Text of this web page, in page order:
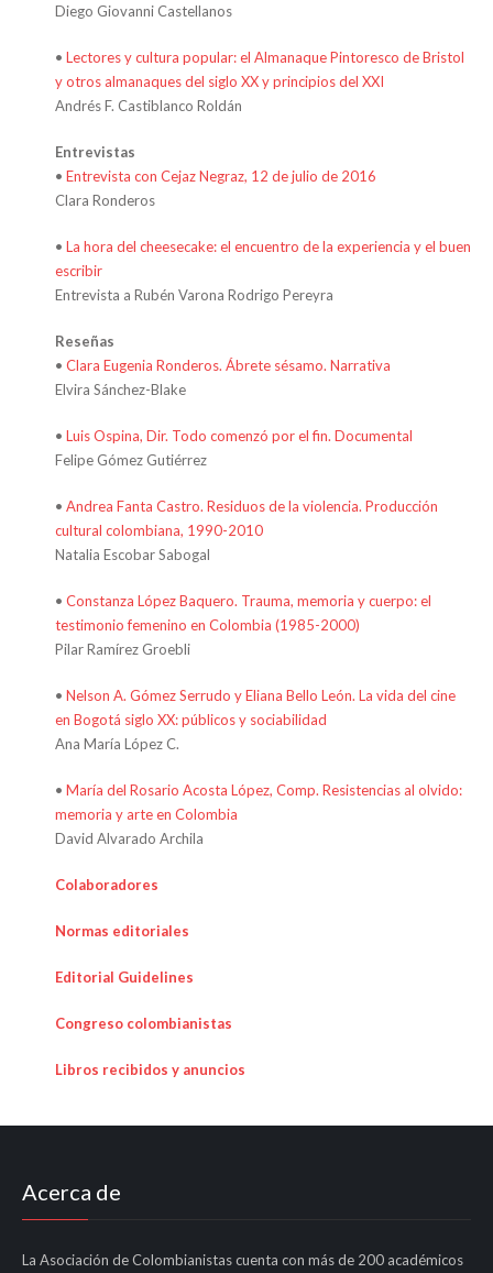
Diego Giovanni Castellanos
• Lectores y cultura popular: el Almanaque Pintoresco de Bristol
y otros almanaques del siglo XX y principios del XXI
Andrés F. Castiblanco Roldán
Entrevistas
• Entrevista con Cejaz Negraz, 12 de julio de 2016
Clara Ronderos
• La hora del cheesecake: el encuentro de la experiencia y el buen
escribir
Entrevista a Rubén Varona Rodrigo Pereyra
Reseñas
• Clara Eugenia Ronderos. Ábrete sésamo. Narrativa
Elvira Sánchez-Blake
• Luis Ospina, Dir. Todo comenzó por el fin. Documental
Felipe Gómez Gutiérrez
• Andrea Fanta Castro. Residuos de la violencia. Producción
cultural colombiana, 1990-2010
Natalia Escobar Sabogal
• Constanza López Baquero. Trauma, memoria y cuerpo: el
testimonio femenino en Colombia (1985-2000)
Pilar Ramírez Groebli
• Nelson A. Gómez Serrudo y Eliana Bello León. La vida del cine
en Bogotá siglo XX: públicos y sociabilidad
Ana María López C.
• María del Rosario Acosta López, Comp. Resistencias al olvido:
memoria y arte en Colombia
David Alvarado Archila
Colaboradores
Normas editoriales
Editorial Guidelines
Congreso colombianistas
Libros recibidos y anuncios
Acerca de
La Asociación de Colombianistas cuenta con más de 200 académicos